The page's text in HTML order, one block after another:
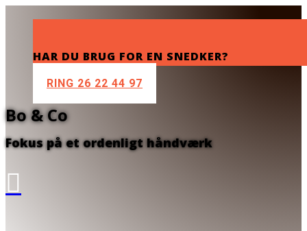
HAR DU BRUG FOR EN SNEDKER?
RING 26 22 44 97
Bo & Co
Fokus på et ordenligt håndværk
